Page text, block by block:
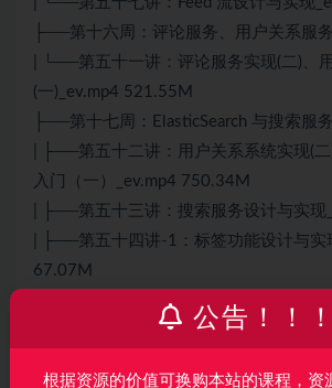
├──第十六周：评论服务、用户关系服
| └──第五十一讲：评论服务实现(二)、
(一)_ev.mp4 521.55M
├──第十七周：ElasticSearch 与搜索服
| ├──第五十二讲：用户关系系统实现(二
入门（一）_ev.mp4 750.34M
| ├──第五十三讲：搜索服务设计与实现
| ├──第五十四讲-1：标签功能设计与实
67.07M
| └──第五十四讲-2：标签功能设计与实
公告！！！
根据资源的价值可换购本站的课程，资